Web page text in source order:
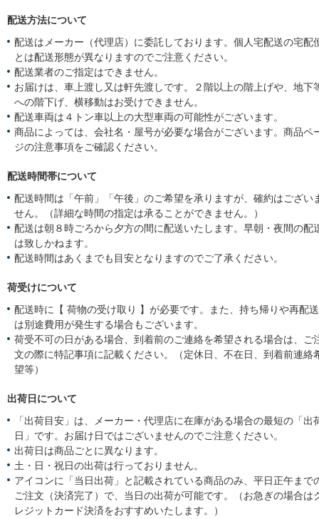
配送方法について
配送はメーカー（代理店）に委託しております。個人宅配送の宅配
とは配送形態が異なりますのでご注意ください。
配送業者のご指定はできません。
お届けは、車上渡し又は軒先渡しです。２階以上の階上げや、地下
への階下げ、横移動はお受けできません。
配送車両は４トン車以上の大型車両の可能性がございます。
商品によっては、会社名・屋号が必要な場合がございます。商品ペ
ジの注意事項をご確認ください。
配送時間帯について
配送時間は「午前」「午後」のご希望を承りますが、確約はござい
せん。（詳細な時間の指定は承ることができません。）
配送は朝８時ごろから夕方の間に配送いたします。早朝・夜間の配
は致しかねます。
配送時間はあくまでも目安となりますのでご了承ください。
荷受けについて
配送時に【 荷物の受け取り 】が必要です。また、持ち帰りや再配
は別途費用が発生する場合もございます。
荷受不可の日がある場合、到着前のご連絡を希望される場合は、ご
文の際に特記事項に記載ください。（定休日、不在日、到着前連絡
望等）
出荷日について
「出荷目安」は、メーカー・代理店に在庫がある場合の最短の「出
日」です。お届け日ではございませんのでご注意ください。
出荷日は商品ごとに異なります。
土・日・祝日の出荷は行っておりません。
アイコンに「当日出荷」と記載されている商品のみ、平日正午まで
ご注文（決済完了）で、当日の出荷が可能です。（お急ぎの場合は
レジットカード決済をおすすめいたします。）